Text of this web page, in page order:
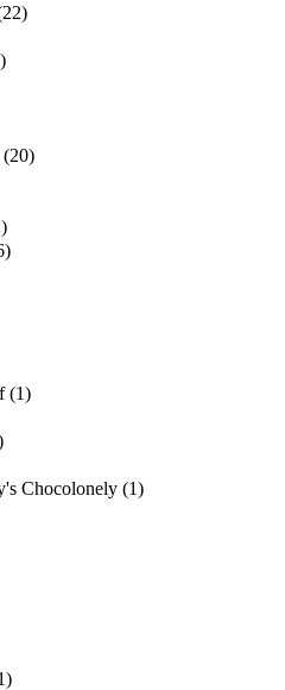
(1)
Chocolonely (1)